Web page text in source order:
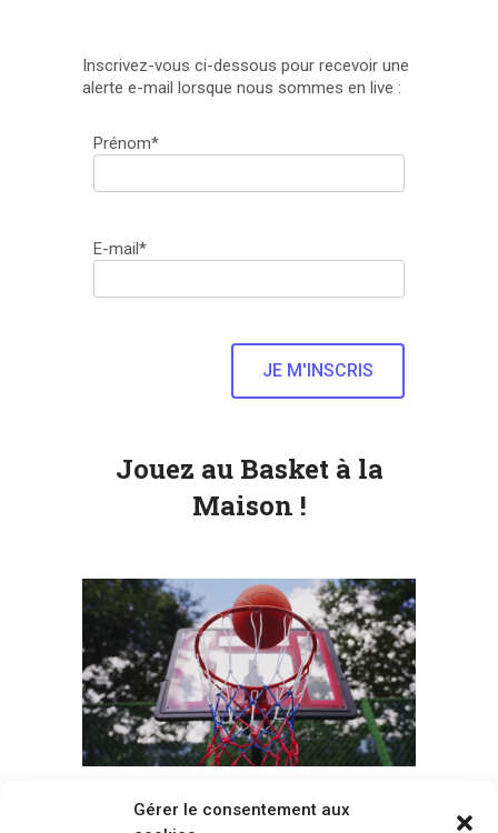
Gérer le consentement aux
Inscrivez-vous ci-dessous pour recevoir une
alerte e-mail lorsque nous sommes en live :
Prénom*
E-mail*
Jouez au Basket à la
Maison !